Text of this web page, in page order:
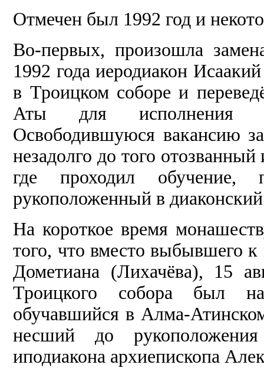
Отмечен был 1992 год и
Во-первых, произошла
1992 года иеродиакон
в Троицком соборе и
Аты для исполнения
Освободившуюся вакансию
незадолго до того
где проходил
рукоположенный в
На короткое время
того, что вместо выбывшего к
Дометиана (Лихачёва), 15
Троицкого собора был
обучавшийся в Алма-
несший до
иподиакона архиепископа